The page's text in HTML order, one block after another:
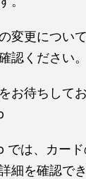
変更につい
認ください。
お待ちしてお
は、カー
細を確認で